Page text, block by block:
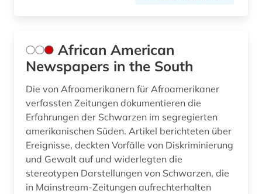
filmkritik (2)
filmmusik (1)
filmografie (2)
filmplakat (1)
African American
Newspapers in the South
Die von Afroamerikanern für Afroamerikaner
verfassten Zeitungen dokumentieren die
Erfahrungen der Schwarzen im segregierten
amerikanischen Süden. Artikel berichteten über
Ereignisse, deckten Vorfälle von Diskriminierung
und Gewalt auf und widerlegten die
stereotypen Darstellungen von Schwarzen, die
in Mainstream-Zeitungen aufrechterhalten